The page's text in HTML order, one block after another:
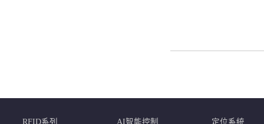
RFID系列 AI智能控制 定位系統